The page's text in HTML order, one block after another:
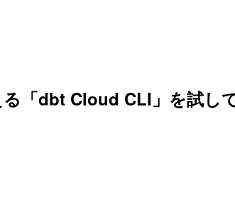
「dbt Cloud CLI」を試し